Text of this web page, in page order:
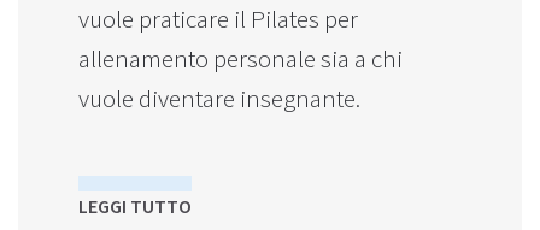
vuole praticare il Pilates per
allenamento personale sia a chi
vuole diventare insegnante.
LEGGI TUTTO